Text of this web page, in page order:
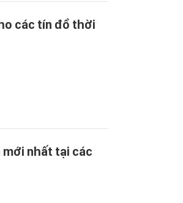
các tín đồ thời
mới nhất tại các